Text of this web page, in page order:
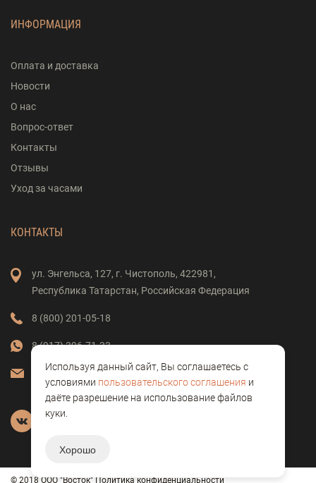
ИНФОРМАЦИЯ
Оплата и доставка
Новости
О нас
Вопрос-ответ
Контакты
Отзывы
Уход за часами
КОНТАКТЫ
ул. Энгельса, 127, г. Чистополь, 422981,
Республика Татарстан, Российская Федерация
8 (800) 201-05-18
8 (917) 396-71-33
vostok-clock@mail.ru
© 2018 ООО "Восток" Политика конфиденциальности
Используя данный сайт, Вы соглашаетесь с
условиями пользовательского соглашения и
даёте разрешение на использование файлов
куки.
Хорошо